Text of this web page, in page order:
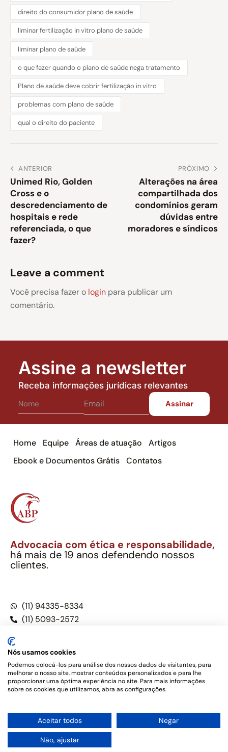
direito do consumidor plano de saúde
liminar fertilização in vitro plano de saúde
liminar plano de saúde
o que fazer quando o plano de saúde nega tratamento
Plano de saúde deve cobrir fertilização in vitro
problemas com plano de saúde
qual o direito do paciente
ANTERIOR
Unimed Rio, Golden
Cross e o
descredenciamento de
hospitais e rede
referenciada, o que
fazer?
PRÓXIMO
Alterações na área
compartilhada dos
condomínios geram
dúvidas entre
moradores e síndicos
Leave a comment
Você precisa fazer o login para publicar um
comentário.
Assine a newsletter
Receba informações jurídicas relevantes
Home Equipe Áreas de atuação
Artigos
Ebook e Documentos Grátis
Contatos
Advocacia com ética e responsabilidade,
há mais de 19 anos defendendo nossos
clientes.
(11) 94335-8334
(11) 5093-2572
Este site não é um produto Meta Platforms, Inc., Google LLC,
tampouco oferece serviços públicos oficiais. Somos um
o Código de Ética e Disciplina da OAB do Brasil – Alexandre
Berthe Pinto Soc. de Adv, OAB/SP nº 22477 –Política de
Privacidade e Termos de uso
Nós usamos cookies
Podemos colocá-los para análise dos nossos dados de visitantes, para
melhorar o nosso site, mostrar conteúdos personalizados e para lhe
proporcionar uma óptima experiência no site. Para mais informações
sobre os cookies que utilizamos, abra as configurações.
Aceitar todos Negar
Não, ajustar